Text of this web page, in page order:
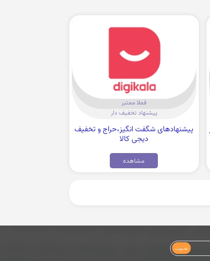
فعلا معتبر
پیشنهاد تخفیف دار
پیشنهادهای شگفت انگیز،حراج و تخفیف
دیجی کالا
مشاهده
عضویت